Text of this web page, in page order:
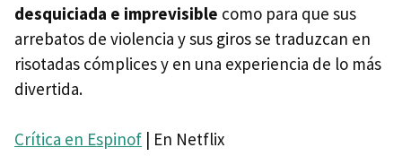
desquiciada e imprevisible como para que sus
arrebatos de violencia y sus giros se traduzcan en
risotadas cómplices y en una experiencia de lo más
divertida.
Crítica en Espinof | En Netflix